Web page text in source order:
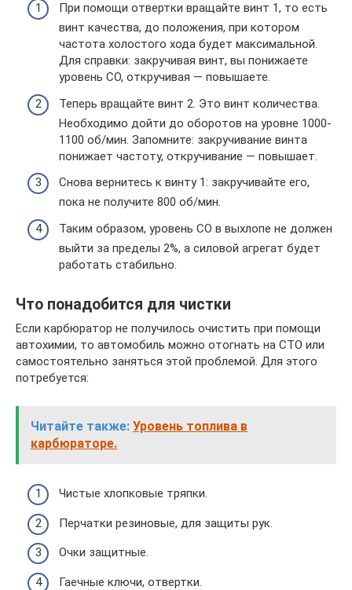
При помощи отвертки вращайте винт 1, то есть
винт качества, до положения, при котором
частота холостого хода будет максимальной.
Для справки: закручивая винт, вы понижаете
уровень СО, откручивая — повышаете.
Теперь вращайте винт 2. Это винт количества.
Необходимо дойти до оборотов на уровне 1000-
1100 об/мин. Запомните: закручивание винта
понижает частоту, откручивание — повышает.
Снова вернитесь к винту 1: закручивайте его,
пока не получите 800 об/мин.
Таким образом, уровень СО в выхлопе не должен
выйти за пределы 2%, а силовой агрегат будет
работать стабильно.
Что понадобится для чистки
Если карбюратор не получилось очистить при помощи
автохимии, то автомобиль можно отогнать на СТО или
самостоятельно заняться этой проблемой. Для этого
потребуется:
Читайте также: Уровень топлива в
карбюраторе.
Чистые хлопковые тряпки.
Перчатки резиновые, для защиты рук.
Очки защитные.
Гаечные ключи, отвертки.